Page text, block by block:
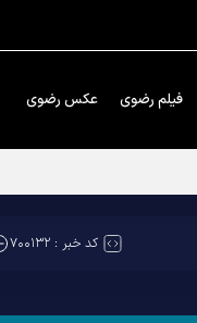
فیلم رضوی عکس رضوی
کد خبر :۷۰۰۱۳۲